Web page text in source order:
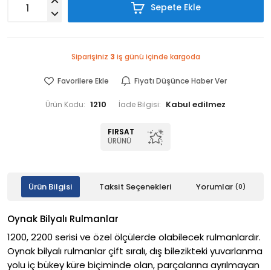
Sepete Ekle
Siparişiniz 3 iş günü içinde kargoda
Favorilere Ekle Fiyatı Düşünce Haber Ver
Ürün Kodu: 1210 İade Bilgisi:
FIRSAT
ÜRÜNÜ
Ürün Bilgisi Taksit Seçenekleri Yorumlar (0)
Oynak Bilyalı Rulmanlar
1200, 2200 serisi ve özel ölçülerde olabilecek rulmanlardır.
Oynak bilyalı rulmanlar çift sıralı, dış bilezikteki yuvarlanma
yolu iç bükey küre biçiminde olan, parçalarına ayrılmayan